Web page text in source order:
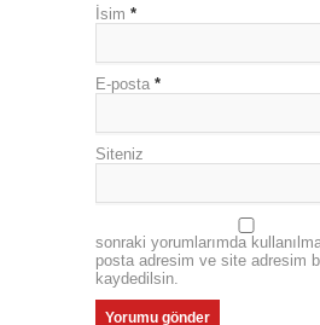
İsim *
E-posta *
Siteniz
sonraki yorumlarımda
posta adresim ve site adresim
kaydedilsin.